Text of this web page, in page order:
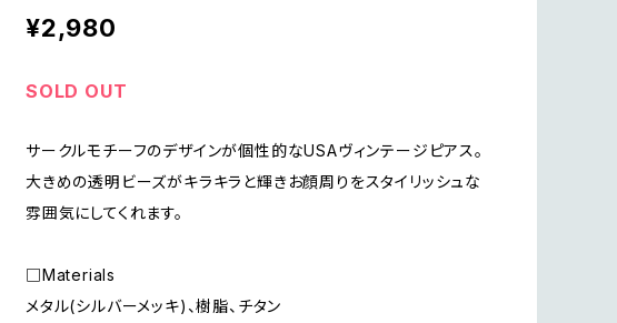
¥2,980
SOLD OUT
サークルモチーフのデザインが個性的なUSAヴィンテージピアス。
大きめの透明ビーズがキラキラと輝きお顔周りをスタイリッシュな
雰囲気にしてくれます。
□Materials
メタル(シルバーメッキ)、樹脂、チタン